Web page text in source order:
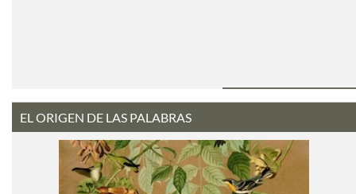
EL ORIGEN DE LAS PALABRAS